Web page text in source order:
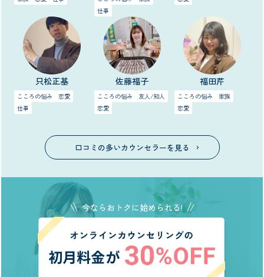
仕事
只松正基
こころの悩み
恋愛
仕事
佐藤福子
こころの悩み
友人/知人
恋愛
福田芹
こころの悩み
家族
恋愛
口コミの多いカウンセラーを見る
今ならおトクに始められる!